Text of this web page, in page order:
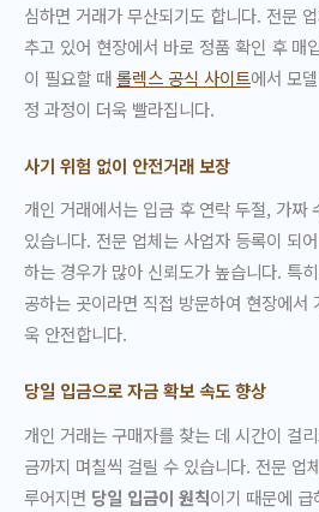
심하면 거래가 무산되기도 합니다. 전문
추고 있어 현장에서 바로 정품 확인 후 매
이 필요할 때롤렉스 공식 사이트에서 모
정 과정이 더욱 빨라집니다.
사기 위험 없이 안전거래 보장
개인 거래에서는 입금 후 연락 두절, 가짜
있습니다. 전문 업체는 사업자 등록이 되
하는 경우가 많아 신뢰도가 높습니다. 특
공하는 곳이라면 직접 방문하여 현장에서
욱 안전합니다.
당일 입금으로 자금 확보 속도 향상
개인 거래는 구매자를 찾는 데 시간이 걸
금까지 며칠씩 걸릴 수 있습니다. 전문 업
루어지면 당일 입금이 원칙이기 때문에